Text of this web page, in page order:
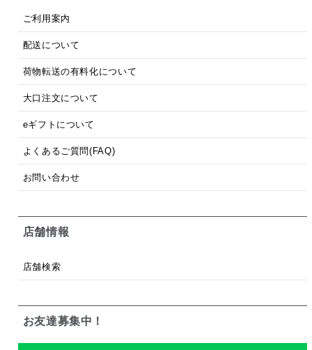
ご利用案内
配送について
荷物転送の有料化について
大口注文について
eギフトについて
よくあるご質問(FAQ)
お問い合わせ
店舗情報
店舗検索
お友達募集中！